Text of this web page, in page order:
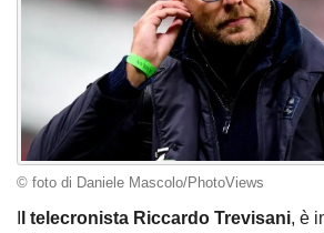
© foto di Daniele Mascolo/PhotoViews
l telecronista Riccardo Trevisani, è